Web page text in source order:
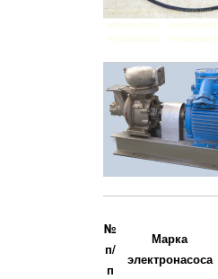
№
п/
п
Марка
электронасоса